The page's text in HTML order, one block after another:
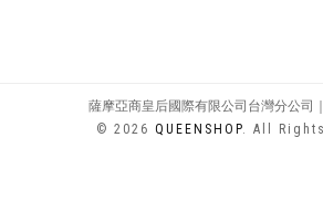
薩摩亞商皇后國際有限公司台灣分公司
© 2026 QUEENSHOP. All